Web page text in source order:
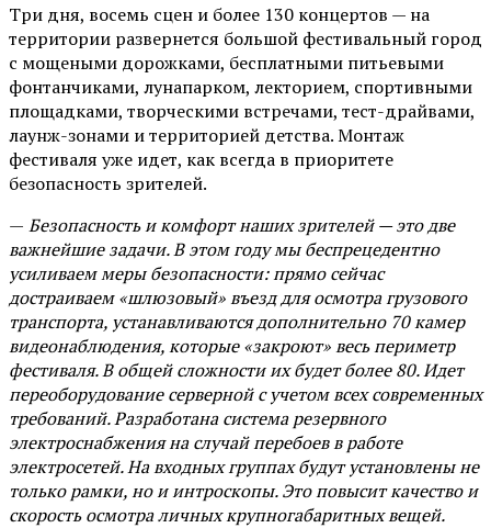
Три дня, восемь сцен и более 130 концертов — на
территории развернется большой фестивальный город
с мощеными дорожками, бесплатными питьевыми
фонтанчиками, лунапарком, лекторием, спортивными
площадками, творческими встречами, тест-драйвами,
лаунж-зонами и территорией детства. Монтаж
фестиваля уже идет, как всегда в приоритете
безопасность зрителей.
— Безопасность и комфорт наших зрителей — это две
важнейшие задачи. В этом году мы беспрецедентно
усиливаем меры безопасности: прямо сейчас
достраиваем «шлюзовый» въезд для осмотра грузового
транспорта, устанавливаются дополнительно 70 камер
видеонаблюдения, которые «закроют» весь периметр
фестиваля. В общей сложности их будет более 80. Идет
переоборудование серверной с учетом всех современных
требований. Разработана система резервного
электроснабжения на случай перебоев в работе
электросетей. На входных группах будут установлены не
только рамки, но и интроскопы. Это повысит качество и
скорость осмотра личных крупногабаритных вещей.